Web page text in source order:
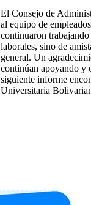
El Consejo de
al equipo de
continuaron
laborales, sino de
general. Un
continúan apoyando y
siguiente informe
Universitaria